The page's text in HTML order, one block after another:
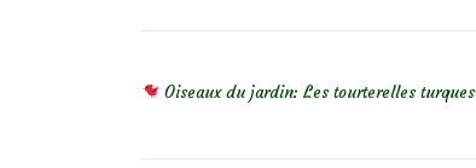
Oiseaux du jardin: Les tourterelles turques